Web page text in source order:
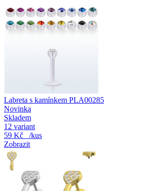
Labreta s kamínkem PLA00285
Novinka
Skladem
12 variant
59 Kč
/kus
Zobrazit